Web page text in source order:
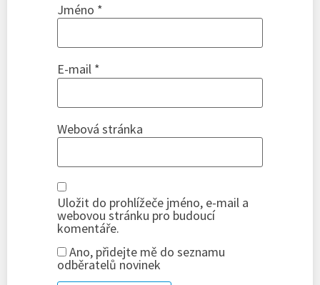
Jméno *
E-mail *
Webová stránka
Uložit do prohlížeče jméno, e-mail a
webovou stránku pro budoucí
komentáře.
Ano, přidejte mě do seznamu
odběratelů novinek